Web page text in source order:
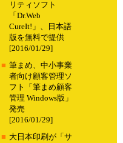
リティソフト
「Dr.Web
CureIt!」、日本語
版を無料で提供
[2016/01/29]
■ 筆まめ、中小事業
者向け顧客管理ソ
フト「筆まめ顧客
管理 Windows版」
発売
[2016/01/29]
■ 大日本印刷が「サ